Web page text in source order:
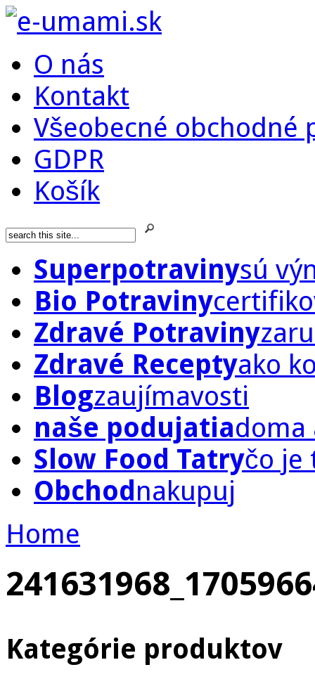
O nás
Kontakt
Všeobecné obchodné
GDPR
Košík
Superpotravinysú
Bio Potraviny
Zdravé Potraviny
Zdravé Receptyako
Blogzaujímavosti
naše podujatiadoma
Slow Food Tatryčo je
Obchod nakupuj
Home
Kategórie produktov